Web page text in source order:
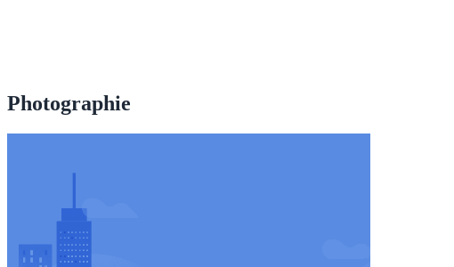
Photographie